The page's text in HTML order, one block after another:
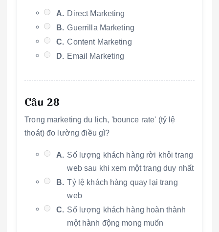
A. Direct Marketing
B. Guerrilla Marketing
C. Content Marketing
D. Email Marketing
Câu 28
Trong marketing du lịch, 'bounce rate' (tỷ lệ
thoát) đo lường điều gì?
A. Số lượng khách hàng rời khỏi trang
web sau khi xem một trang duy nhất
B. Tỷ lệ khách hàng quay lại trang
web
C. Số lượng khách hàng hoàn thành
một hành động mong muốn